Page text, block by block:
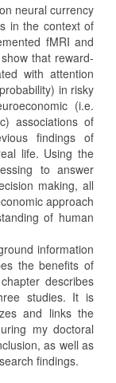
neural currency
in the context of
fMRI and
that reward-
with attention
in risky
(i.e.
associations of
findings of
life. Using the
to answer
making, all
approach
of human
information
the benefits of
describes
studies. It is
and links the
my doctoral
as well as
findings.